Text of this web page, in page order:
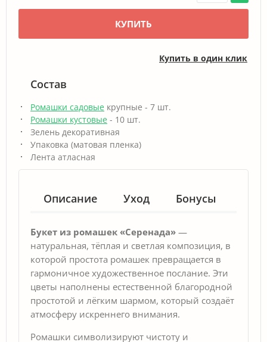
КУПИТЬ
Купить в один клик
Состав
Ромашки садовые крупные - 7 шт.
Ромашки кустовые - 10 шт.
Зелень декоративная
Упаковка (матовая пленка)
Лента атласная
Описание Уход Бонусы
Букет из ромашек «Серенада» —
натуральная, тёплая и светлая композиция, в
которой простота ромашек превращается в
гармоничное художественное послание. Эти
цветы наполнены естественной благородной
простотой и лёгким шармом, который создаёт
атмосферу искреннего внимания.
Ромашки символизируют чистоту и